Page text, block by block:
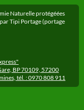
Naturelle protégéées
Tipi Portage (portage
BP 70109, 57200
tél. : 0970 808 911